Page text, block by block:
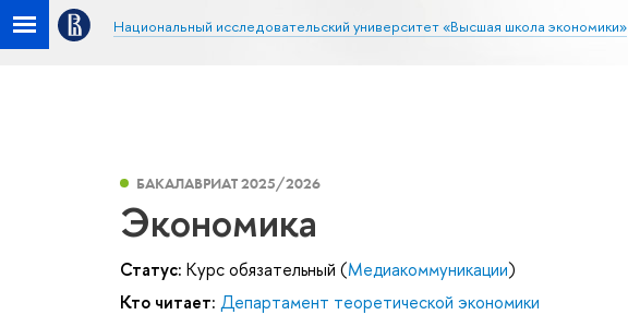
Национальный исследовательский университет «Высшая школа экономики»
БАКАЛАВРИАТ 2025/2026
Экономика
Статус: Курс обязательный (Медиакоммуникации)
Кто читает: Департамент теоретической экономики